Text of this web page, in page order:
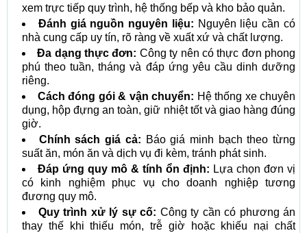
xem trực tiếp quy trình, hệ thống bếp và kho bảo quản.
Đánh giá nguồn nguyên liệu: Nguyên liệu cần có
nhà cung cấp uy tín, rõ ràng về xuất xứ và chất lượng.
Đa dạng thực đơn: Công ty nên có thực đơn phong
phú theo tuần, tháng và đáp ứng yêu cầu dinh dưỡng
riêng.
Cách đóng gói & vận chuyển: Hệ thống xe chuyên
dụng, hộp đựng an toàn, giữ nhiệt tốt và giao hàng đúng
giờ.
Chính sách giá cả: Báo giá minh bạch theo từng
suất ăn, món ăn và dịch vụ đi kèm, tránh phát sinh.
Đáp ứng quy mô & tính ổn định: Lựa chọn đơn vị
có kinh nghiệm phục vụ cho doanh nghiệp tương
đương quy mô.
Quy trình xử lý sự cố: Công ty cần có phương án
thay thế khi thiếu món, trễ giờ hoặc khiếu nại chất